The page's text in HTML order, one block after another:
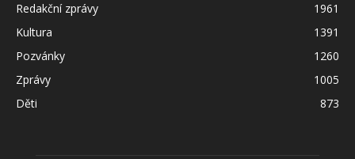
Redakční zprávy
1961
Kultura
1391
Pozvánky
1260
Zprávy
1005
Děti
873